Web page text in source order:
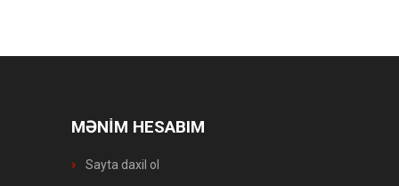
MƏNİM HESABIM
Sayta daxil ol